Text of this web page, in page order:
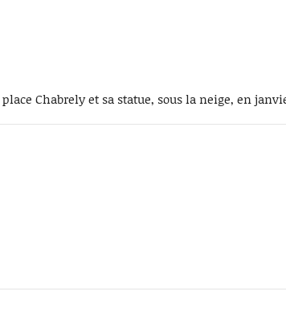
Chabrely et sa statue, sous la neige, en